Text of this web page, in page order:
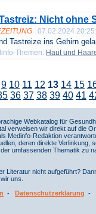
Nicht ohne
07.02.2024
Tastreize ins Gehirn
Themen: Haut und
9 10 11 12 13 14 15
36 37 38 39 40 41
Webkatalog für
verweisen wir direkt auf die
Medinfo-Redaktion
deren direkte
umfassenden Thematik
Literatur nicht aufgeführt?
uns.
- Datenschutzerklärung -